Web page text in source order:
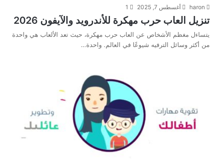
haron أغسطس 7, 2025 1
تنزيل العاب حرب مهكرة للأندرويد والآيفون 2026
يتساءل مغظم الأشخاص عن العاب حرب مهكرة، حيث تعد الألعاب هي واحدة
من أكثر وسائل الترفيه شيوعًا في العالم. واحدة…